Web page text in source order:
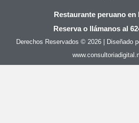
Restaurante peruano en
Reserva o llámanos al
Derechos Reservados © 2026 | Diseñado